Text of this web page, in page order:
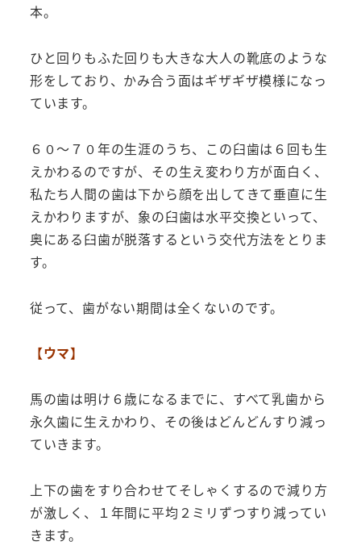
本。
ひと回りもふた回りも大きな大人の靴底のような
形をしており、かみ合う面はギザギザ模様になっ
ています。
６０～７０年の生涯のうち、この臼歯は６回も生
えかわるのですが、その生え変わり方が面白く、
私たち人間の歯は下から顔を出してきて垂直に生
えかわりますが、象の臼歯は水平交換といって、
奥にある臼歯が脱落するという交代方法をとりま
す。
従って、歯がない期間は全くないのです。
【ウマ】
馬の歯は明け６歳になるまでに、すべて乳歯から
永久歯に生えかわり、その後はどんどんすり減っ
ていきます。
上下の歯をすり合わせてそしゃくするので減り方
が激しく、１年間に平均２ミリずつすり減ってい
きます。